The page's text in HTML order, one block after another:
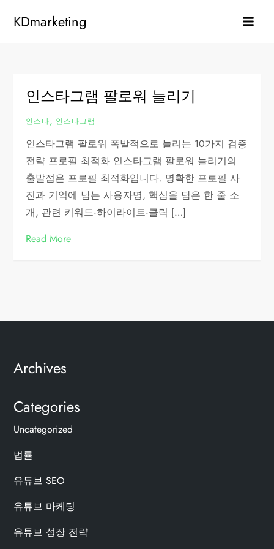
KDmarketing
인스타그램 팔로워 늘리기
인스타, 인스타그램
인스타그램 팔로워 폭발적으로 늘리는 10가지 검증
전략 프로필 최적화 인스타그램 팔로워 늘리기의
출발점은 프로필 최적화입니다. 명확한 프로필 사
진과 기억에 남는 사용자명, 핵심을 담은 한 줄 소
개, 관련 키워드·하이라이트·클릭 […]
Read More
Archives
Categories
Uncategorized
법률
유튜브 SEO
유튜브 마케팅
유튜브 성장 전략